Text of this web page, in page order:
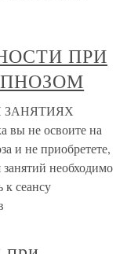
ПРИ
ЗАНЯТИЯХ
не освоите на
и не приобретете,
необходимо
к сеансу